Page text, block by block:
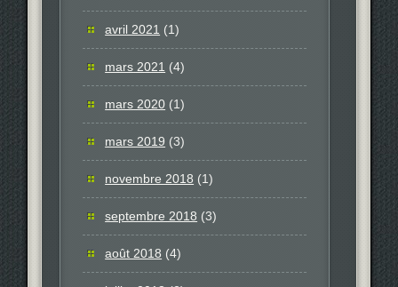
avril 2021 (1)
mars 2021 (4)
mars 2020 (1)
mars 2019 (3)
novembre 2018 (1)
septembre 2018 (3)
août 2018 (4)